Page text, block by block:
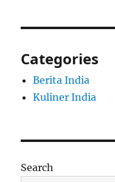
Categories
Berita India
Kuliner India
Search